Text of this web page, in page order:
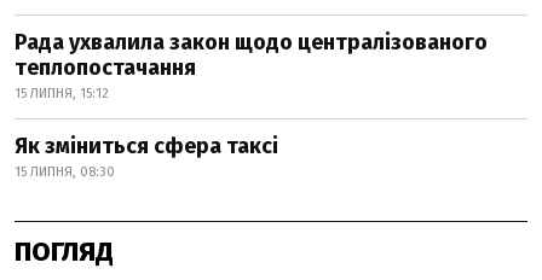
Рада ухвалила закон щодо централізованого
теплопостачання
15 ЛИПНЯ, 15:12
Як зміниться сфера таксі
15 ЛИПНЯ, 08:30
ПОГЛЯД